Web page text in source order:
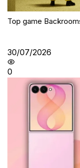
Top game
30/07/2026
0